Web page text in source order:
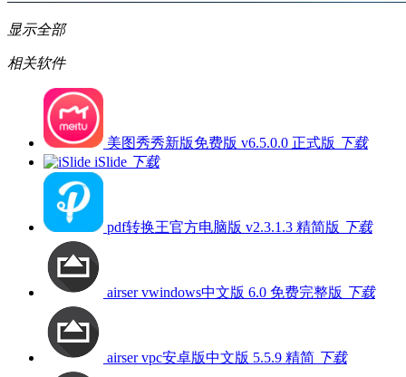
显示全部
相关软件
美图秀秀新版免费版 v6.5.0.0 正式版 下载
iSlide 下载
pdf转换王官方电脑版 v2.3.1.3 精简版 下载
airser vwindows中文版 6.0 免费完整版 下载
airser vpc安卓版中文版 5.5.9 精简 下载